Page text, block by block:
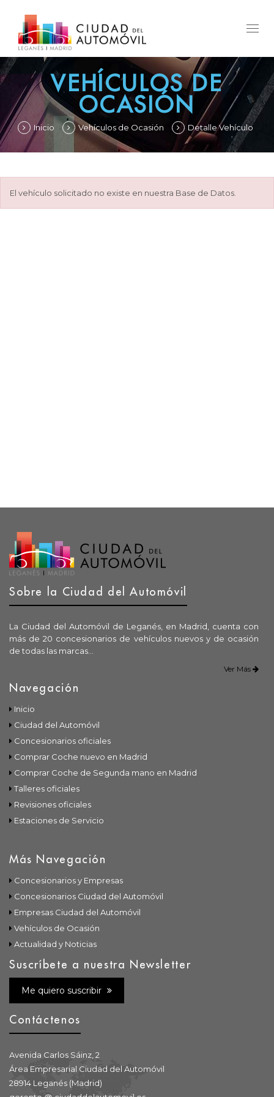
VEHÍCULOS DE
OCASIÓN
Inicio Vehículos de Ocasión Detalle Vehículo
El vehículo solicitado no existe en nuestra Base de Datos.
Sobre la Ciudad del Automóvil
La Ciudad del Automóvil de Leganés, en Madrid, cuenta con
más de 20 concesionarios de vehículos nuevos y de ocasión
de todas las marcas...
Ver Más
Navegación
Inicio
Ciudad del Automóvil
Concesionarios oficiales
Comprar Coche nuevo en Madrid
Comprar Coche de Segunda mano en Madrid
Talleres oficiales
Revisiones oficiales
Estaciones de Servicio
Más Navegación
Concesionarios y Empresas
Concesionarios Ciudad del Automóvil
Empresas Ciudad del Automóvil
Vehículos de Ocasión
Actualidad y Noticias
Suscríbete a nuestra Newsletter
Me quiero suscribir
Contáctenos
Avenida Carlos Sáinz, 2
Área Empresarial Ciudad del Automóvil
28914 Leganés (Madrid)